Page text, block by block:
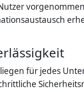
für jedes